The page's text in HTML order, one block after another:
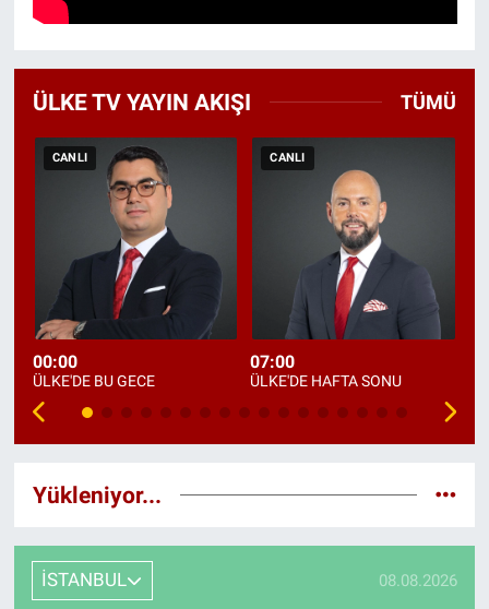
ÜLKE TV YAYIN AKIŞI TÜMÜ
CANLI
00:00
ÜLKE'DE BU GECE
CANLI
07:00
ÜLKE'DE HAFTA SONU
Yükleniyor...
İSTANBUL 08.08.2026